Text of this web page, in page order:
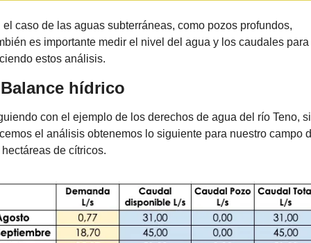
el caso de las aguas subterráneas, como pozos profundos,
es importante medir el nivel del agua y los caudales para
estos análisis.
hídrico
con el ejemplo de los derechos de agua del río Teno, si
el análisis obtenemos lo siguiente para nuestro campo
de cítricos.